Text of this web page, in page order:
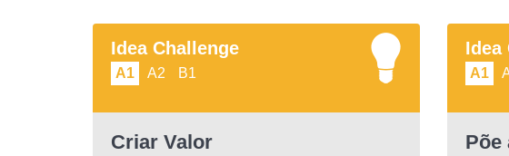
Idea Challenge
A1 A2 B1
Criar Valor
Idea
A1
Põe